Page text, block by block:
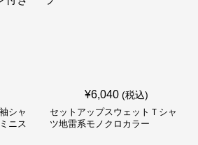
シャ
ニス
¥6,040 (税込)
セットアップスウェットＴシャ
ツ地雷系モノクロカラー